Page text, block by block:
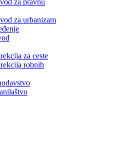
za pravnu
za urbanizam
za ceste
robnih